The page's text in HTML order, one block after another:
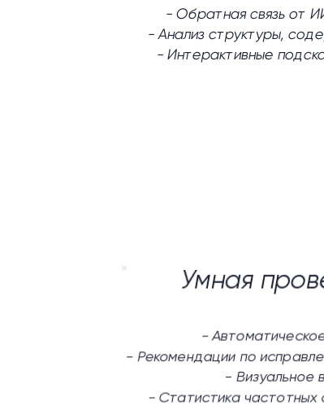
-Обратная связь от
-Анализ структуры,
-Интерактивные
Умная
-
-Рекомендации по
-Визуальное
-Статистика